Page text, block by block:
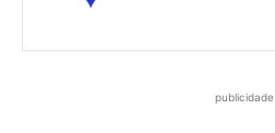
publicidade